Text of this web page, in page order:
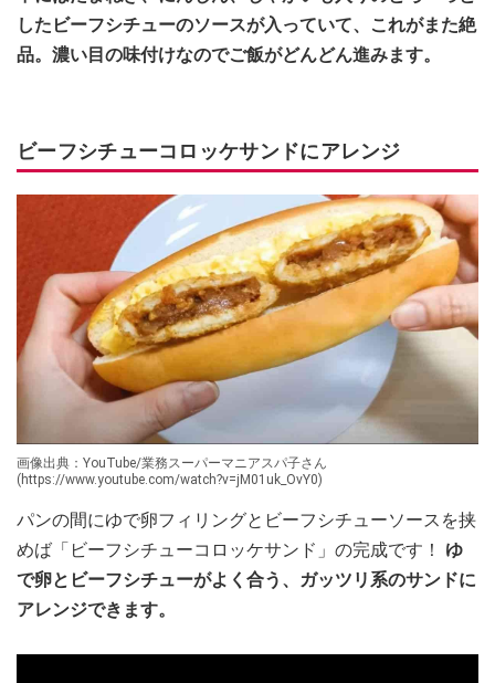
したビーフシチューのソースが入っていて、これがまた絶
品。濃い目の味付けなのでご飯がどんどん進みます。
ビーフシチューコロッケサンドにアレンジ
画像出典：YouTube/業務スーパーマニアスパ子さん
(https://www.youtube.com/watch?v=jM01uk_OvY0)
パンの間にゆで卵フィリングとビーフシチューソースを挟
めば「ビーフシチューコロッケサンド」の完成です！ ゆ
で卵とビーフシチューがよく合う、ガッツリ系のサンドに
アレンジできます。